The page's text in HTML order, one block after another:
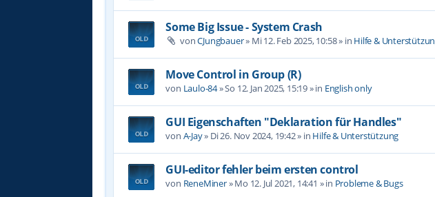
Some Big Issue - System Crash
vonCJungbauer» Mi 12. Feb 2025, 10:58» in Hilfe &
Move Control in Group (R)
von Laulo-84»So 12. Jan 2025, 15:19» in English only
GUI Eigenschaften "Deklaration für Handles"
von A-Jay» Di 26. Nov 2024, 19:42» in Hilfe & Unterstützung
GUI-editor fehler beim ersten control
von ReneMiner»Mo 12. Jul 2021, 14:41 » in Probleme & Bugs